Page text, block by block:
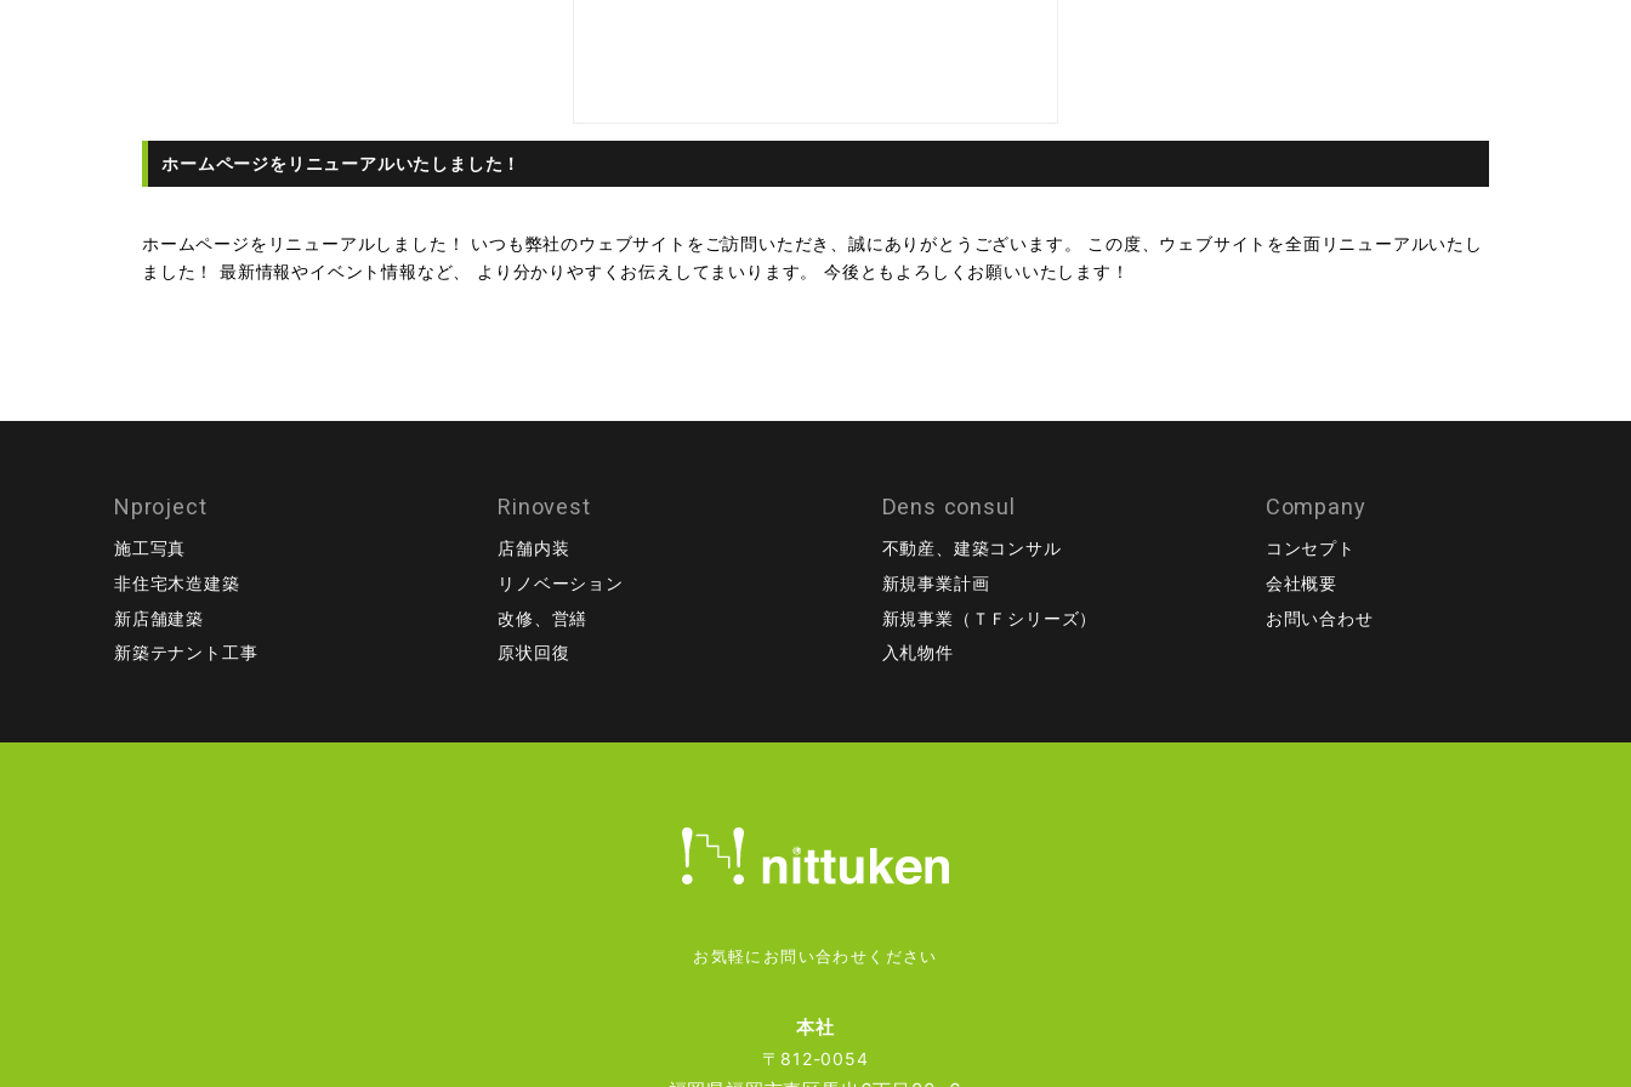
ホームページをリニューアルいたしました！
ホームページをリニューアルしました！ いつも弊社のウェブサイトをご訪問いただき、誠にありがとうございます。 この度、ウェブサイトを全面リニューアルいたし
ました！ 最新情報やイベント情報など、 より分かりやすくお伝えしてまいります。 今後ともよろしくお願いいたします！
Nproject
施工写真
非住宅木造建築
新店舗建築
新築テナント工事
Rinovest
店舗内装
リノベーション
改修、営繕
原状回復
Dens consul
不動産、建築コンサル
新規事業計画
新規事業（ＴＦシリーズ）
入札物件
Company
コンセプト
会社概要
お問い合わせ
お気軽にお問い合わせください
本社
〒812-0054